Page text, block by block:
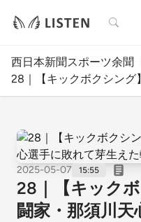
検索
西日本新聞スポーツ余聞
28｜【キックボクシング
2025-05-07 15:55
28｜【キック
闘家・那須川